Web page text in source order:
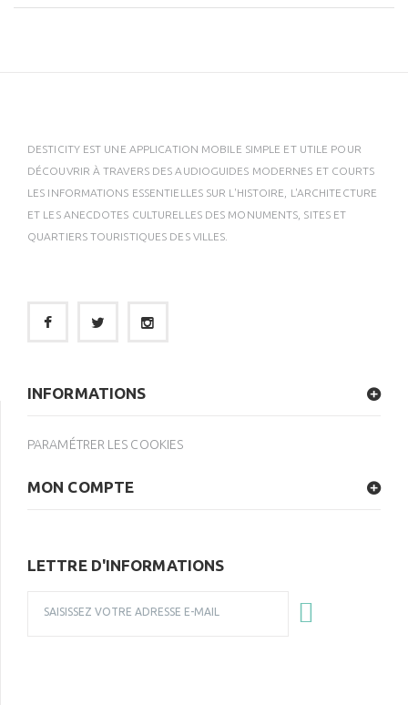
DESTICITY EST UNE APPLICATION MOBILE SIMPLE ET UTILE POUR
DÉCOUVRIR À TRAVERS DES AUDIOGUIDES MODERNES ET COURTS
LES INFORMATIONS ESSENTIELLES SUR L'HISTOIRE, L'ARCHITECTURE
ET LES ANECDOTES CULTURELLES DES MONUMENTS, SITES ET
QUARTIERS TOURISTIQUES DES VILLES.
INFORMATIONS
PARAMÉTRER LES COOKIES
MON COMPTE
LETTRE D'INFORMATIONS